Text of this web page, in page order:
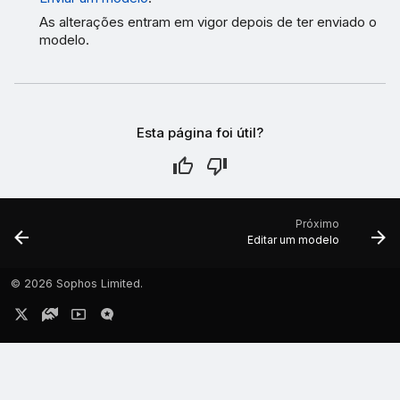
As alterações entram em vigor depois de ter enviado o
modelo.
Esta página foi útil?
Próximo
Editar um modelo
© 2026 Sophos Limited.